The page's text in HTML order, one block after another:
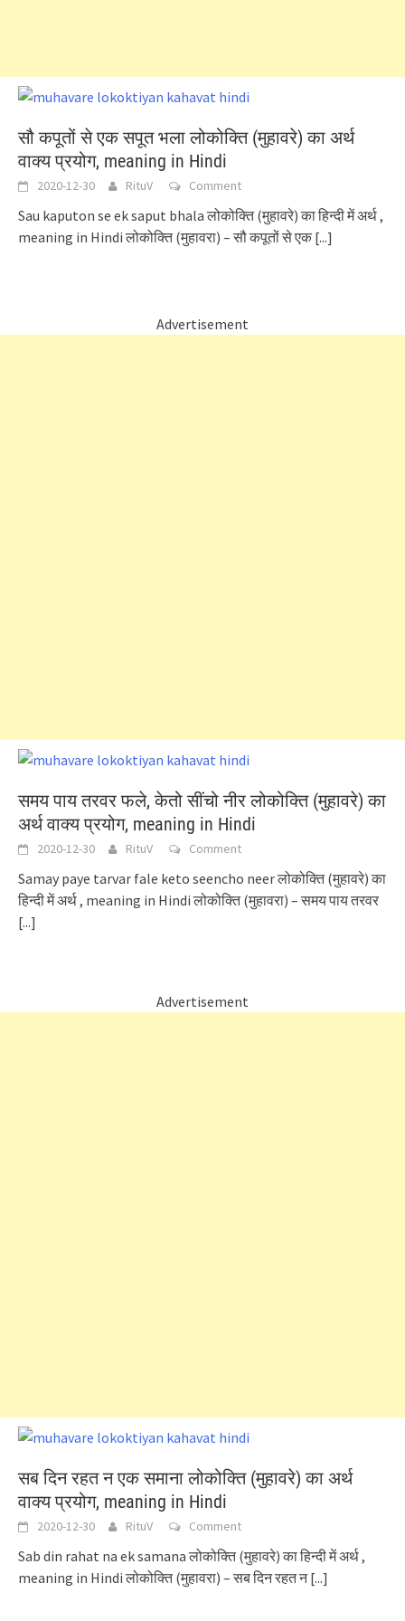
सौ कपूतों से एक सपूत भला लोकोक्ति (मुहावरे) का अर्थ
वाक्य प्रयोग, meaning in Hindi
2020-12-30 RituV Comment
Sau kaputon se ek saput bhala लोकोक्ति (मुहावरे) का हिन्दी में अर्थ ,
meaning in Hindi लोकोक्ति (मुहावरा) – सौ कपूतों से एक [...]
Advertisement
समय पाय तरवर फले, केतो सींचो नीर लोकोक्ति (मुहावरे) का
अर्थ वाक्य प्रयोग, meaning in Hindi
2020-12-30 RituV Comment
Samay paye tarvar fale keto seencho neer लोकोक्ति (मुहावरे) का
हिन्दी में अर्थ , meaning in Hindi लोकोक्ति (मुहावरा) – समय पाय तरवर
[...]
Advertisement
सब दिन रहत न एक समाना लोकोक्ति (मुहावरे) का अर्थ
वाक्य प्रयोग, meaning in Hindi
2020-12-30 RituV Comment
Sab din rahat na ek samana लोकोक्ति (मुहावरे) का हिन्दी में अर्थ ,
meaning in Hindi लोकोक्ति (मुहावरा) – सब दिन रहत न[...]